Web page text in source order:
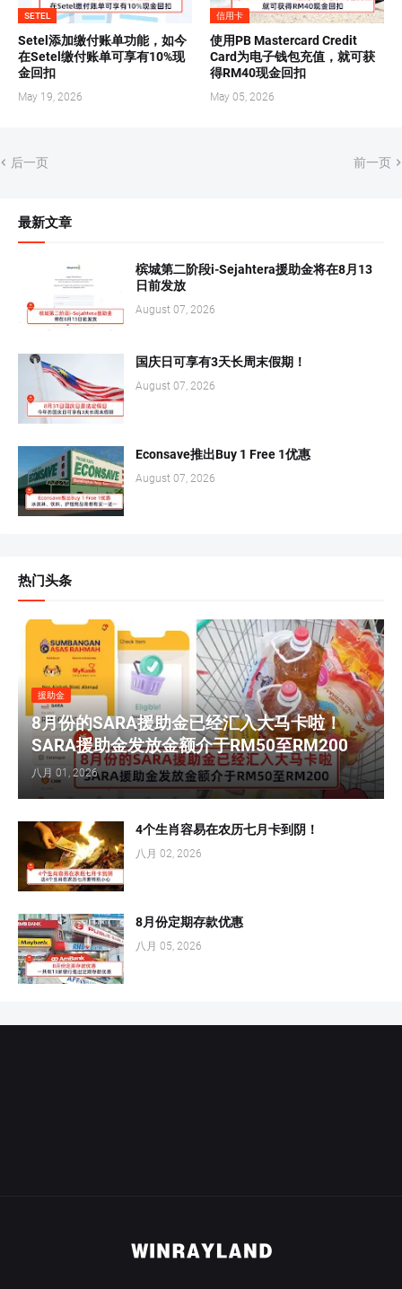
SETEL
Setel添加缴付账单功能，如今
在Setel缴付账单可享有10%现
金回扣
May 19, 2026
信用卡
使用PB Mastercard Credit
Card为电子钱包充值，就可获
得RM40现金回扣
May 05, 2026
后一页 前一页
最新文章
槟城第二阶段i-Sejahtera援助金将在8月13
日前发放
August 07, 2026
国庆日可享有3天长周末假期！
August 07, 2026
Econsave推出Buy 1 Free 1优惠
August 07, 2026
热门头条
援助金
8月份的SARA援助金已经汇入大马卡啦！
SARA援助金发放金额介于RM50至RM200
八月 01, 2026
4个生肖容易在农历七月卡到阴！
八月 02, 2026
8月份定期存款优惠
八月 05, 2026